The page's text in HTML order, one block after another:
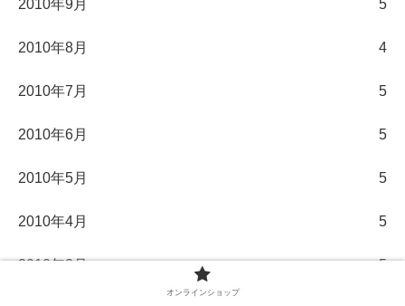
2010年9月 5
2010年8月 4
2010年7月 5
2010年6月 5
2010年5月 5
2010年4月 5
2010年3月 5
オンラインショップ